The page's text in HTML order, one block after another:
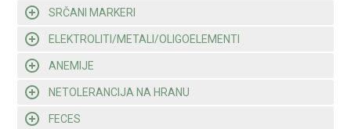
SRČANI MARKERI
ELEKTROLITI/METALI/OLIGOELEMENTI
ANEMIJE
NETOLERANCIJA NA HRANU
FECES